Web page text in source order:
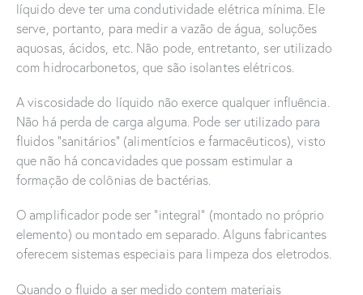
líquido deve ter uma condutividade elétrica mínima. Ele
serve, portanto, para medir a vazão de água, soluções
aquosas, ácidos, etc. Não pode, entretanto, ser utilizado
com hidrocarbonetos, que são isolantes elétricos.
A viscosidade do líquido não exerce qualquer influência.
Não há perda de carga alguma. Pode ser utilizado para
fluidos “sanitários” (alimentícios e farmacêuticos), visto
que não há concavidades que possam estimular a
formação de colônias de bactérias.
O amplificador pode ser “integral” (montado no próprio
elemento) ou montado em separado. Alguns fabricantes
oferecem sistemas especiais para limpeza dos eletrodos.
Quando o fluido a ser medido contem materiais